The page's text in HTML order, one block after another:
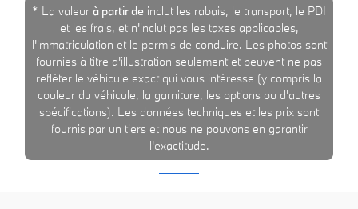
* La valeur à partir de inclut les rabais, le transport, le PDI
et les frais, et n'inclut pas les taxes applicables,
l'immatriculation et le permis de conduire. Les photos sont
fournies à titre d'illustration seulement et peuvent ne pas
refléter le véhicule exact qui vous intéresse (y compris la
couleur du véhicule, la garniture, les options ou d'autres
spécifications). Les données techniques et les prix sont
fournis par un tiers et nous ne pouvons en garantir
l'exactitude.